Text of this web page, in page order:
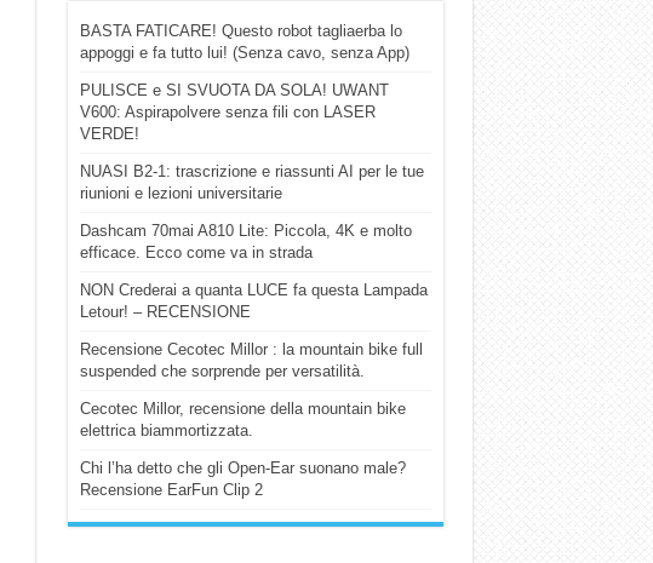
BASTA FATICARE! Questo robot tagliaerba lo
appoggi e fa tutto lui! (Senza cavo, senza App)
PULISCE e SI SVUOTA DA SOLA! UWANT
V600: Aspirapolvere senza fili con LASER
VERDE!
NUASI B2-1: trascrizione e riassunti AI per le tue
riunioni e lezioni universitarie
Dashcam 70mai A810 Lite: Piccola, 4K e molto
efficace. Ecco come va in strada
NON Crederai a quanta LUCE fa questa Lampada
Letour! – RECENSIONE
Recensione Cecotec Millor : la mountain bike full
suspended che sorprende per versatilità.
Cecotec Millor, recensione della mountain bike
elettrica biammortizzata.
Chi l’ha detto che gli Open-Ear suonano male?
Recensione EarFun Clip 2